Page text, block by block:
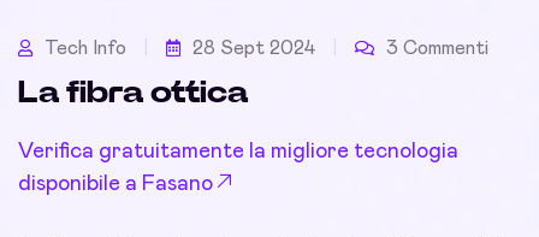
Tech Info 28 Sept 2024 3 Commenti
La fibra ottica
Verifica gratuitamente la migliore tecnologia
disponibile a Fasano